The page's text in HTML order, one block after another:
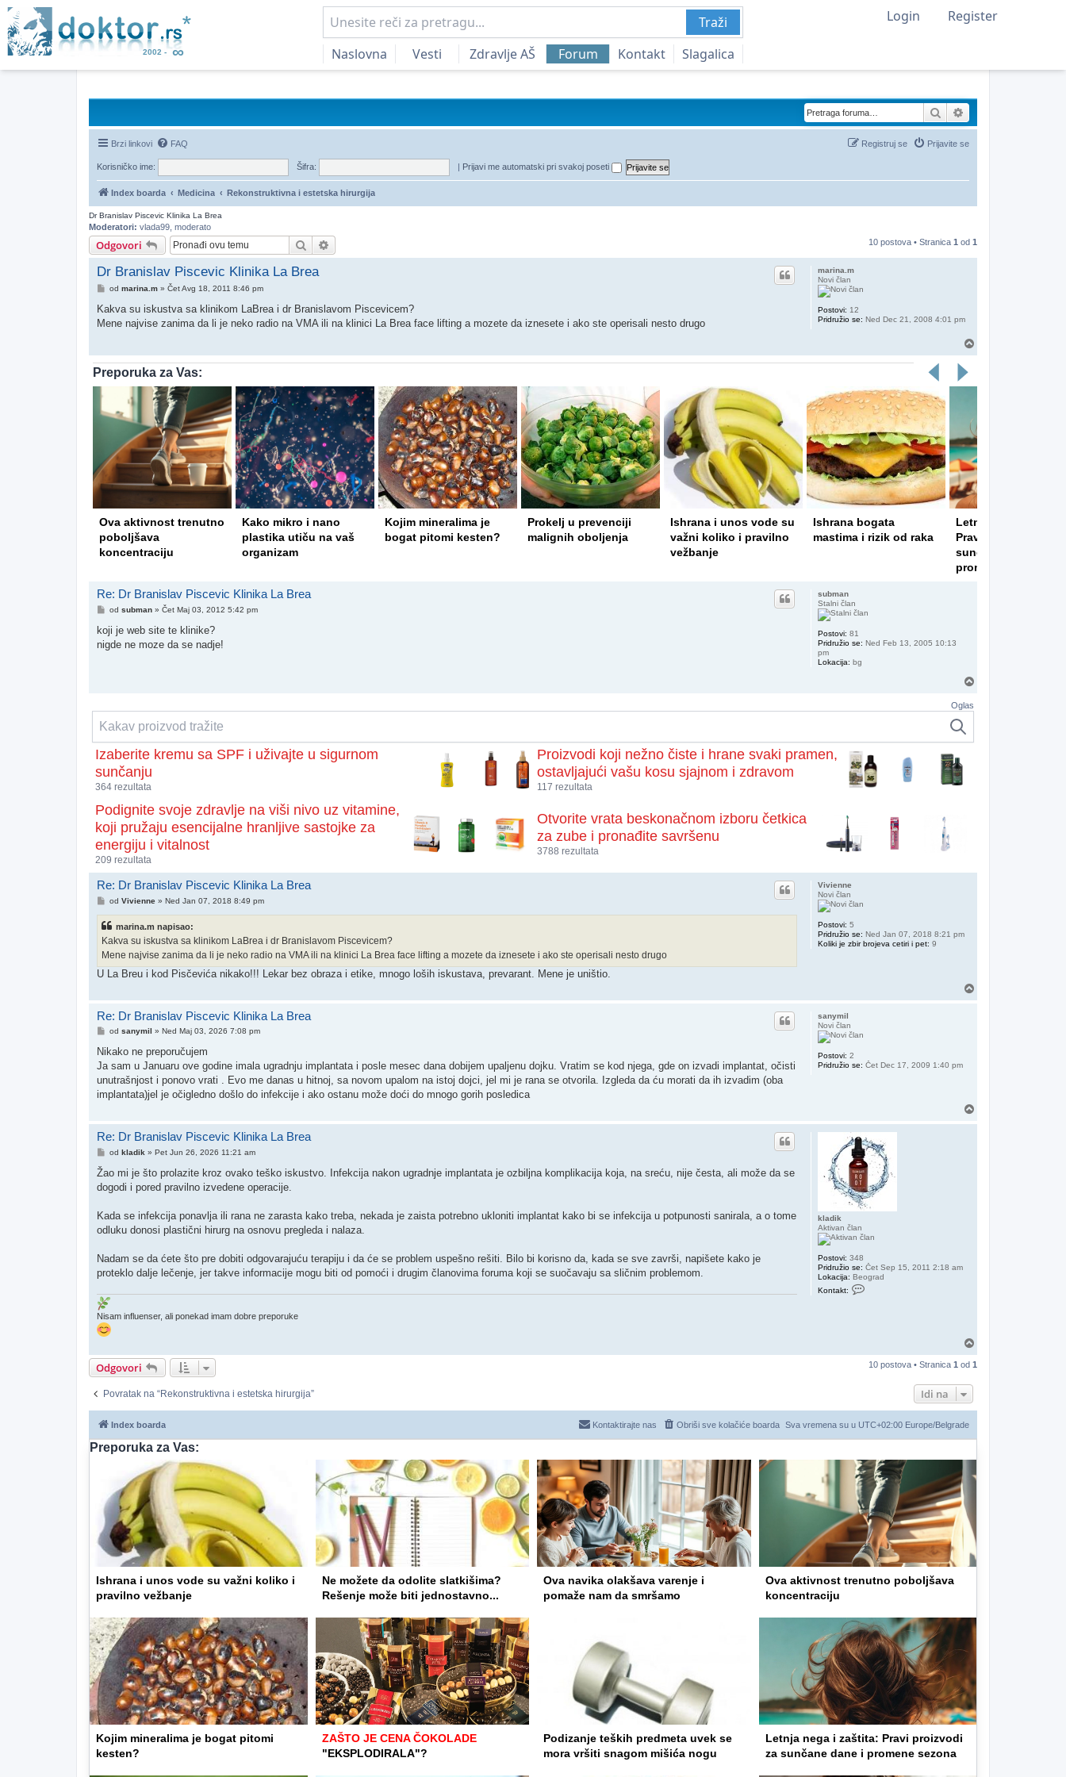
Traži
Naslovna
Vesti Zdravlje AŠ Forum Kontakt Slagalica
Login Register
Pretraga
Brzi linkovi FAQ Prijavite se
Registruj se
Korisničko ime: Šifra: | Prijavi me automatski pri svakoj poseti
Index boarda Medicina Rekonstruktivna i estetska hirurgija
Dr Branislav Piscevic Klinika La Brea
Moderatori: vlada99 moderato
Odgovori Pretraga 10 postova • Stranica 1 od 1
marina.m
Novi član
Postovi: 12
Pridružio se: Ned Dec 21, 2008 4:01 pm
Dr Branislav Piscevic Klinika La Brea
Post
od marina.m» Čet Avg 18, 2011 8:46 pm
Kakva su iskustva sa klinikom LaBrea i dr Branislavom Piscevicem?
Mene najvise zanima da li je neko radio na VMA ili na klinici La Brea face lifting a mozete da iznesete i ako ste operisali nesto drugo
Preporuka za Vas:
Ova aktivnost trenutno
poboljšava
koncentraciju
Kako mikro i nano
plastika utiču na vaš
organizam
Kojim mineralima je
bogat pitomi kesten?
Prokelj u prevenciji
malignih oboljenja
Ishrana i unos vode su
važni koliko i pravilno
vežbanje
Ishrana bogata
mastima i rizik od raka
Letnja nega i
Pravi proizvodi za
sunčane dane i
promene sezona
subman
Stalni član
Postovi: 81
Pridružio se: Ned Feb 13, 2005 10:13
pm
Lokacija: bg
Re: Dr Branislav Piscevic Klinika La Brea
Post
od subman» Čet Maj 03, 2012 5:42 pm
koji je web site te klinike?
nigde ne moze da se nadje!
Oglas
Izaberite kremu sa SPF i uživajte u sigurnom
sunčanju
364 rezultata
Proizvodi koji nežno čiste i hrane svaki pramen,
ostavljajući vašu kosu sjajnom i zdravom
117 rezultata
Podignite svoje zdravlje na viši nivo uz vitamine,
koji pružaju esencijalne hranljive sastojke za
energiju i vitalnost
209 rezultata
Otvorite vrata beskonačnom izboru četkica
za zube i pronađite savršenu
3788 rezultata
Vivienne
Novi član
Postovi: 5
Pridružio se: Ned Jan 07, 2018 8:21 pm
Koliki je zbir brojeva cetiri i pet: 9
Re: Dr Branislav Piscevic Klinika La Brea
Post
od Vivienne» Ned Jan 07, 2018 8:49 pm
marina.m napisao:
Kakva su iskustva sa klinikom LaBrea i dr Branislavom Piscevicem?
Mene najvise zanima da li je neko radio na VMA ili na klinici La Brea face lifting a mozete da iznesete i ako ste operisali nesto drugo
U La Breu i kod Pisčevića nikako!!! Lekar bez obraza i etike, mnogo loših iskustava, prevarant. Mene je uništio.
sanymil
Novi član
Postovi: 2
Pridružio se: Čet Dec 17, 2009 1:40 pm
Re: Dr Branislav Piscevic Klinika La Brea
Post
od sanymil » Ned Maj 03, 2026 7:08 pm
Nikako ne preporučujem
Ja sam u Januaru ove godine imala ugradnju implantata i posle mesec dana dobijem upaljenu dojku. Vratim se kod njega, gde on izvadi implantat, očisti
unutrašnjost i ponovo vrati . Evo me danas u hitnoj, sa novom upalom na istoj dojci, jel mi je rana se otvorila. Izgleda da ću morati da ih izvadim (oba
implantata)jel je očigledno došlo do infekcije i ako ostanu može doći do mnogo gorih posledica
kladik
Aktivan član
Postovi: 348
Pridružio se: Čet Sep 15, 2011 2:18 am
Lokacija: Beograd
Kontakt:
Re: Dr Branislav Piscevic Klinika La Brea
Post
od kladik » Pet Jun 26, 2026 11:21 am
Žao mi je što prolazite kroz ovako teško iskustvo. Infekcija nakon ugradnje implantata je ozbiljna komplikacija koja, na sreću, nije česta, ali može da se
dogodi i pored pravilno izvedene operacije.
Kada se infekcija ponavlja ili rana ne zarasta kako treba, nekada je zaista potrebno ukloniti implantat kako bi se infekcija u potpunosti sanirala, a o tome
odluku donosi plastični hirurg na osnovu pregleda i nalaza.
Nadam se da ćete što pre dobiti odgovarajuću terapiju i da će se problem uspešno rešiti. Bilo bi korisno da, kada se sve završi, napišete kako je
proteklo dalje lečenje, jer takve informacije mogu biti od pomoći i drugim članovima foruma koji se suočavaju sa sličnim problemom.
Nisam influenser, ali ponekad imam dobre preporuke
Odgovori 10 postova • Stranica 1 od 1
Povratak na “Rekonstruktivna i estetska hirurgija” Idi na
Index boarda Sva vremena su u UTC+02:00 Europe/Belgrade
Obriši sve kolačiće boarda
Kontaktirajte nas
Preporuka za Vas:
Ishrana i unos vode su važni koliko i
pravilno vežbanje
Ne možete da odolite slatkišima?
Rešenje može biti jednostavno...
Ova navika olakšava varenje i
pomaže nam da smršamo
Ova aktivnost trenutno poboljšava
koncentraciju
Kojim mineralima je bogat pitomi
kesten?
ZAŠTO JE CENA ČOKOLADE
"EKSPLODIRALA"?
Podizanje teških predmeta uvek se
mora vršiti snagom mišića nogu
Letnja nega i zaštita: Pravi proizvodi
za sunčane dane i promene sezona